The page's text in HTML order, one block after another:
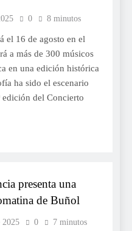
0 8 minutos
el 16 de agosto en el
a más de 300 músicos
en una edición histórica
ha sido el escenario
edición del Concierto
presenta una
de Buñol
2025 0 7 minutos